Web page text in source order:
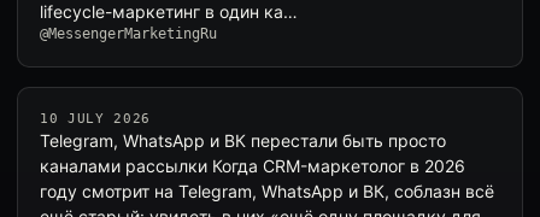
lifecycle-маркетинг в один ка…
@MessengerMarketingRu
10 JULY 2026
Telegram, WhatsApp и ВК перестали быть просто
каналами рассылки Когда CRM-маркетолог в 2026
году смотрит на Telegram, WhatsApp и ВК, соблазн всё